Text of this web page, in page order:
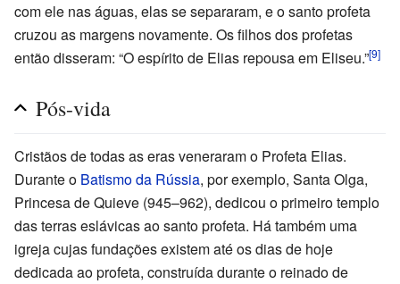
com ele nas águas, elas se separaram, e o santo profeta
cruzou as margens novamente. Os filhos dos profetas
então disseram: “O espírito de Elias repousa em Eliseu.”[9]
Pós-vida
Cristãos de todas as eras veneraram o Profeta Elias.
Durante o Batismo da Rússia, por exemplo, Santa Olga,
Princesa de Quieve (945–962), dedicou o primeiro templo
das terras eslávicas ao santo profeta. Há também uma
igreja cujas fundações existem até os dias de hoje
dedicada ao profeta, construída durante o reinado de